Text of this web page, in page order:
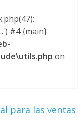
#4 {main}
on
para las ventas